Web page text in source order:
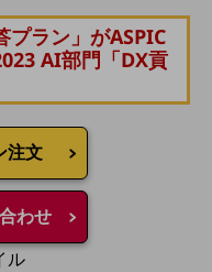
プラン」がASPIC
AI部門「DX貢
注文
わせ
ル